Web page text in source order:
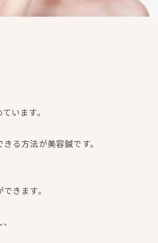
います。
る方法が美容鍼です。
きます。